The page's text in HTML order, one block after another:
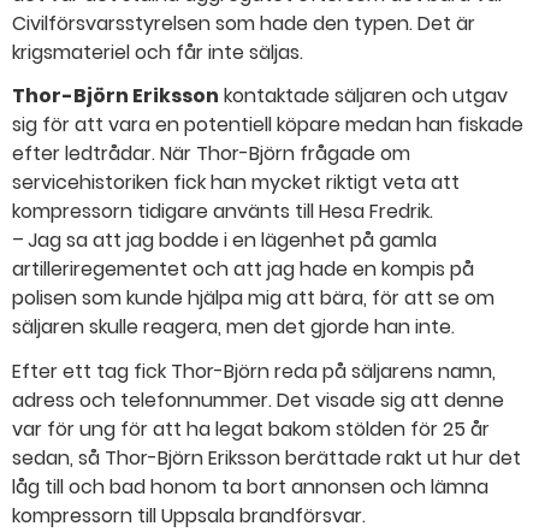
Civilförsvarsstyrelsen som hade den typen. Det är
krigsmateriel och får inte säljas.
Thor-Björn Eriksson kontaktade säljaren och utgav
sig för att vara en potentiell köpare medan han fiskade
efter ledtrådar. När Thor-Björn frågade om
servicehistoriken fick han mycket riktigt veta att
kompressorn tidigare använts till Hesa Fredrik.
– Jag sa att jag bodde i en lägenhet på gamla
artilleriregementet och att jag hade en kompis på
polisen som kunde hjälpa mig att bära, för att se om
säljaren skulle reagera, men det gjorde han inte.
Efter ett tag fick Thor-Björn reda på säljarens namn,
adress och telefonnummer. Det visade sig att denne
var för ung för att ha legat bakom stölden för 25 år
sedan, så Thor-Björn Eriksson berättade rakt ut hur det
låg till och bad honom ta bort annonsen och lämna
kompressorn till Uppsala brandförsvar.